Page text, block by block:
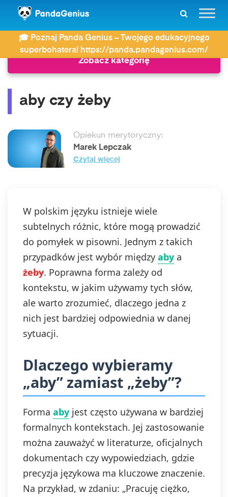
🎓 Poznaj Panda Genius – Twojego edukacyjnego
superbohatera! https://panda.pandagenius.com/
ZDAY Jak się pisze? aby czy żeby
Zobacz kategorię
aby czy żeby
Opiekun merytoryczny:
Marek Lepczak
Czytaj więcej
W polskim języku istnieje wiele
subtelnych różnic, które mogą prowadzić
do pomyłek w pisowni. Jednym z takich
przypadków jest wybór między aby a
żeby. Poprawna forma zależy od
kontekstu, w jakim używamy tych słów,
ale warto zrozumieć, dlaczego jedna z
nich jest bardziej odpowiednia w danej
sytuacji.
Dlaczego wybieramy
„aby” zamiast „żeby”?
Forma aby jest często używana w bardziej
formalnych kontekstach. Jej zastosowanie
można zauważyć w literaturze, oficjalnych
dokumentach czy wypowiedziach, gdzie
precyzja językowa ma kluczowe znaczenie.
Na przykład, w zdaniu: „Pracuję ciężko,